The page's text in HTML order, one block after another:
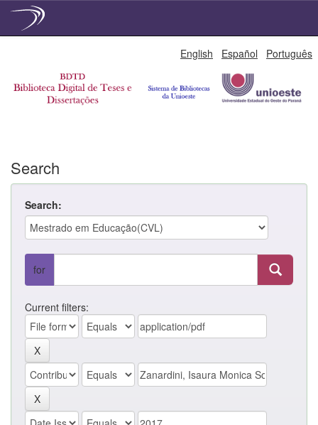
English Español Português
Search
Search:
for
Current filters: